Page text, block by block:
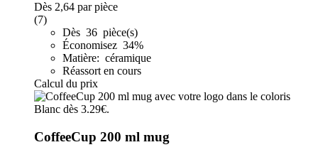
Dès 2,64 par pièce
(7)
Dès 36 pièce(s)
Économisez 34%
Matière: céramique
Réassort en cours
Calcul du prix
CoffeeCup 200 ml mug